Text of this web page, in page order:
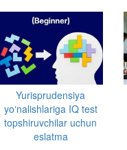
Yurisprudensiya
yo‘nalishlariga IQ test
topshiruvchilar uchun
eslatma